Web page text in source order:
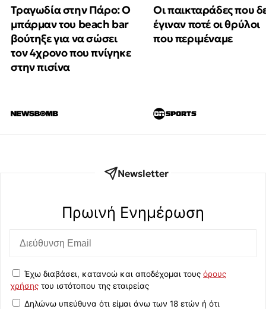
Τραγωδία στην Πάρο: Ο
μπάρμαν του beach bar
βούτηξε για να σώσει
τον 4χρονο που πνίγηκε
στην πισίνα
Οι παικταράδες που
έγιναν ποτέ οι θρύλοι
που περιμέναμε
Newsletter
Πρωινή Eνημέρωση
Έχω διαβάσει, κατανοώ και αποδέχομαι τους όρους
χρήσης του ιστότοπου της εταιρείας
Δηλώνω υπεύθυνα ότι είμαι άνω των 18 ετών ή ότι